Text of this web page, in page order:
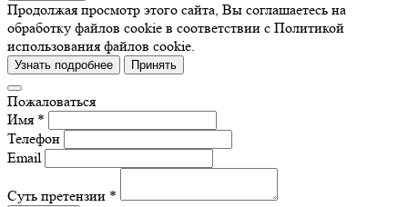
Продолжая просмотр этого сайта, Вы соглашаетесь на
обработку файлов cookie в соответствии с Политикой
использования файлов cookie.
Узнать подробнее Принять
Пожаловаться
Имя *
Телефон
Email
Суть претензии *